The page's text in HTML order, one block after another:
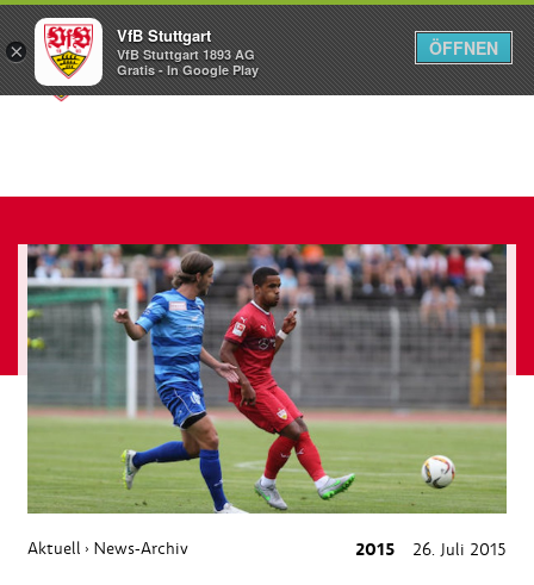
Menü
Aktuell › News-Archiv 2015 26. Juli 2015
×
VfB Stuttgart
VfB Stuttgart 1893 AG
Gratis - In Google Play
ÖFFNEN